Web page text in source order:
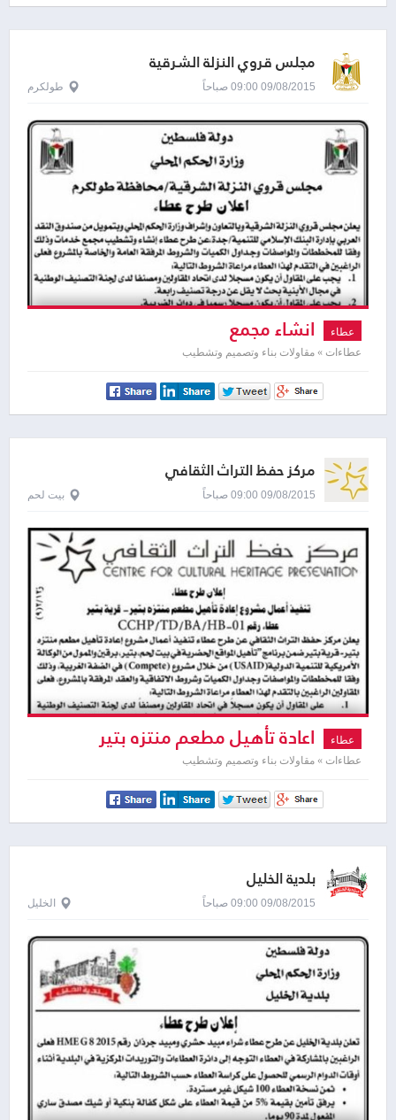
مجلس قروي النزلة الشرقية
09/08/2015 09:00 صباحاً طولكرم
عطاء انشاء مجمع
عطاءات » مقاولات بناء وتصميم وتشطيب
مركز حفظ التراث الثقافي
09/08/2015 09:00 صباحاً بيت لحم
عطاء اعادة تأهيل مطعم منتزه بتير
عطاءات » مقاولات بناء وتصميم وتشطيب
بلدية الخليل
09/08/2015 09:00 صباحاً الخليل